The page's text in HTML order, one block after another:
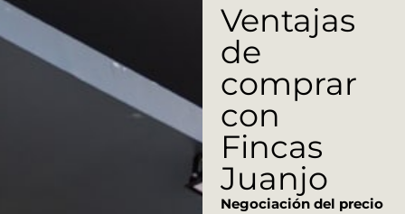
Ventajas
de
comprar
con
Fincas
Juanjo
Negociación del precio